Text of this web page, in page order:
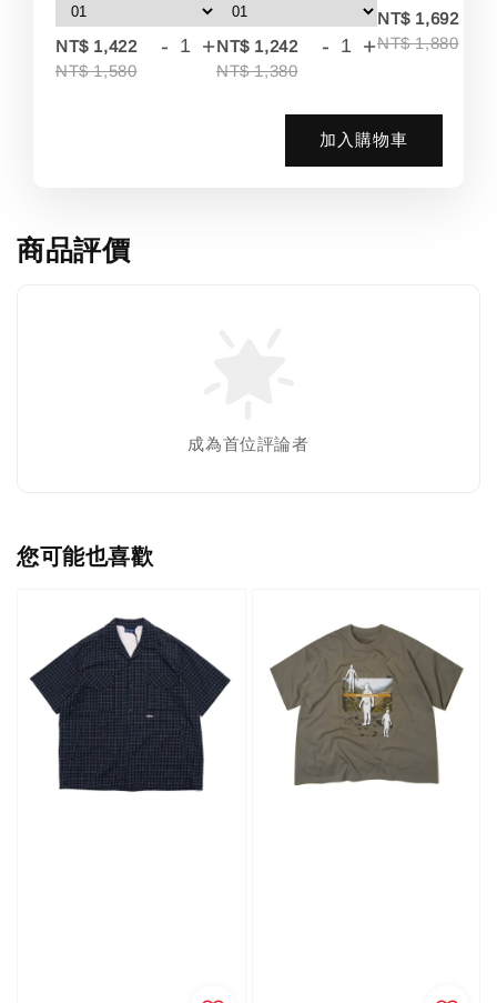
NT$ 1,422
NT$ 1,580
- +NT$ 1,242
NT$ 1,380
- +
NT$ 1,692
NT$ 1,880
加入購物車
商品評價
成為首位評論者
您可能也喜歡